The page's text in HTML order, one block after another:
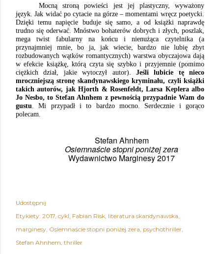
Mocną stroną powieści jest jej plastyczny, wyważony
język. Jak widać po cytacie na górze – momentami wręcz poetycki.
Dzięki temu napięcie buduje się samo, a od książki naprawdę
trudno się oderwać. Mnóstwo bohaterów dobrych i złych, poszlak,
mega twist fabularny na końcu i nienużąca czytelnika (a
przynajmniej mnie, bo ja, jak wiecie, bardzo nie lubię zbyt
rozbudowanych wątków romantycznych) warstwa obyczajowa dają
w efekcie książkę, którą czyta się szybko i przyjemnie (pomimo
ciężkich dział, jakie wytoczył autor). Jeśli lubicie tę nieco
mroczniejszą stronę skandynawskiego kryminału, czyli książki
takich autorów, jak Hjorth & Rosenfeldt, Larsa Keplera albo
Jo Nesbo, to Stefan Ahnhem z pewnością przypadnie Wam do
gustu. Mi przypadł i to bardzo mocno. Serdecznie i gorąco
polecam.
Stefan Ahnhem
Osiemnaście stopni poniżej zera
Wydawnictwo Marginesy 2017
Udostępnij
Etykiety: 2017 cykl Fabian Risk literatura skandynawska
marginesy Osiemnaście stopni poniżej zera psychothriller
Stefan Ahnhem thriller